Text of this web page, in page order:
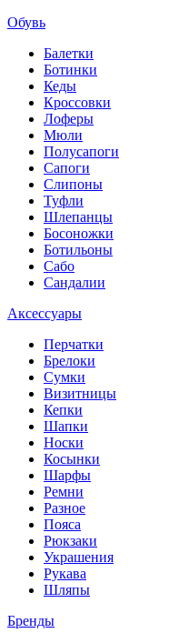
Обувь
Балетки
Ботинки
Кеды
Кроссовки
Лоферы
Мюли
Полусапоги
Сапоги
Слипоны
Туфли
Шлепанцы
Босоножки
Ботильоны
Сабо
Сандалии
Аксессуары
Перчатки
Брелоки
Сумки
Визитницы
Кепки
Шапки
Носки
Косынки
Шарфы
Ремни
Разное
Пояса
Рюкзаки
Украшения
Рукава
Шляпы
Бренды